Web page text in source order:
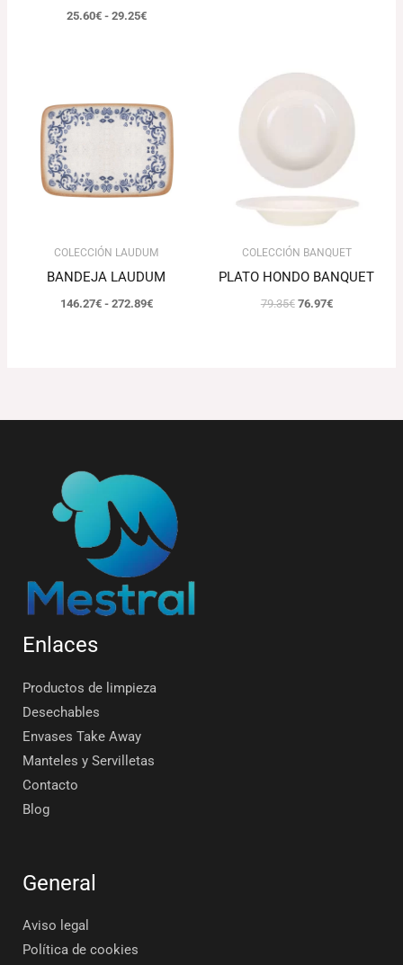
25.60€ - 29.25€
COLECCIÓN LAUDUM
BANDEJA LAUDUM
146.27€ - 272.89€
desde
146.27€
hasta
272.89€
COLECCIÓN BANQUET
PLATO HONDO BANQUET
79.35€
precio
76.97€
precio
actual
Enlaces
Productos de limpieza
Desechables
Envases Take Away
Manteles y Servilletas
Contacto
Blog
General
Aviso legal
Política de cookies